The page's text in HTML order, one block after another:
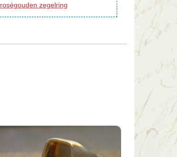
roségouden zegelring